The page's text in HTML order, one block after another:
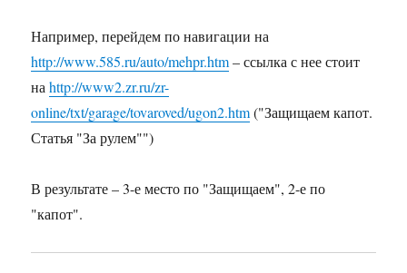
Например, перейдем по навигации на
http://www.585.ru/auto/mehpr.htm– ссылка с нее стоит
наhttp://www2.zr.ru/zr-
online/txt/garage/tovaroved/ugon2.htm("Защищаем капот.
Статья "За рулем"")
В результате – 3-е место по "Защищаем", 2-е по
"капот".